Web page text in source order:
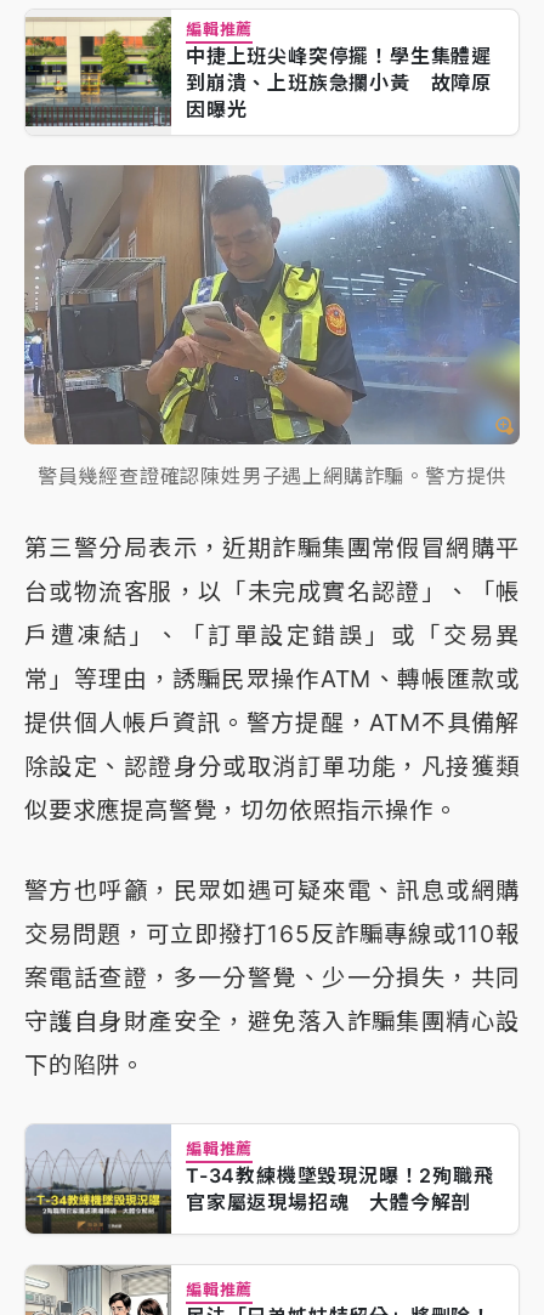
編輯推薦
中捷上班尖峰突停擺！學生集體遲
到崩潰、上班族急攔小黃 故障原
因曝光
警員幾經查證確認陳姓男子遇上網購詐騙。警方提供
第三警分局表示，近期詐騙集團常假冒網購平
台或物流客服，以「未完成實名認證」、「帳
戶遭凍結」、「訂單設定錯誤」或「交易異
常」等理由，誘騙民眾操作ATM、轉帳匯款或
提供個人帳戶資訊。警方提醒，ATM不具備解
除設定、認證身分或取消訂單功能，凡接獲類
似要求應提高警覺，切勿依照指示操作。
警方也呼籲，民眾如遇可疑來電、訊息或網購
交易問題，可立即撥打165反詐騙專線或110報
案電話查證，多一分警覺、少一分損失，共同
守護自身財產安全，避免落入詐騙集團精心設
下的陷阱。
編輯推薦
T-34教練機墜毀現況曝！2殉職飛
官家屬返現場招魂 大體今解剖
編輯推薦